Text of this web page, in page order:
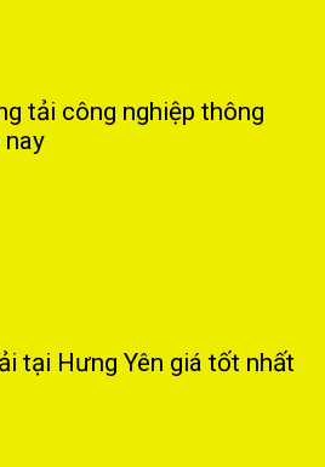
tải công nghiệp thông
nay
tại Hưng Yên giá tốt nhất